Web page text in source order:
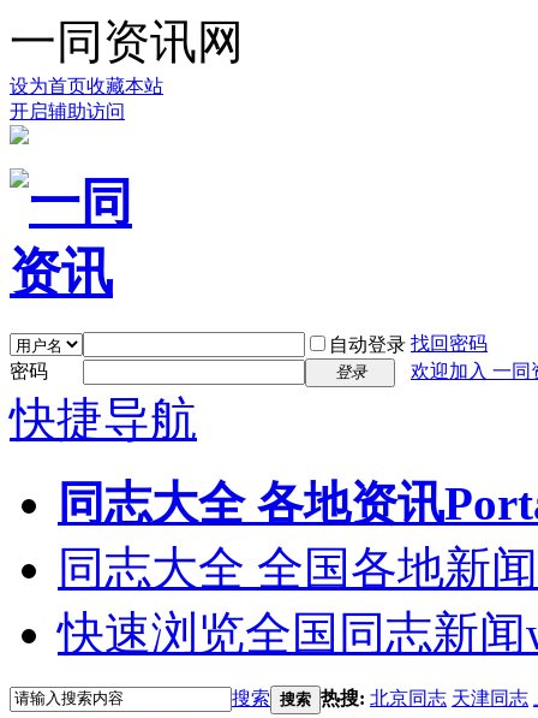
一同资讯网
设为首页收藏本站
开启辅助访问
自动登录 找回密码
密码
登录 欢迎加入 一同
快捷导航
同志大全 各地资讯
同志大全 全国各地新闻
快速浏览全国同志新闻
搜索 搜索 热搜: 北京同志 天津同志